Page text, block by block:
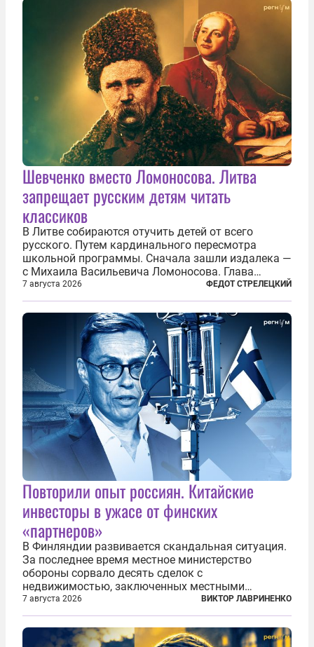
Шевченко вместо Ломоносова. Литва
запрещает русским детям читать
классиков
В Литве собираются отучить детей от всего
русского. Путем кардинального пересмотра
школьной программы. Сначала зашли издалека —
с Михаила Васильевича Ломоносова. Глава
правительства Литвы Миндаугас Синкявичюс
предложил исключить его тексты из программ
общего образования. Мотивировал он это тем,
7 августа 2026 ФЕДОТ СТРЕЛЕЦКИЙ
Повторили опыт россиян. Китайские
инвесторы в ужасе от финских
«партнеров»
В Финляндии развивается скандальная ситуация.
За последнее время местное министерство
обороны сорвало десять сделок с
недвижимостью, заключенных местными
фирмами с китайским капиталом. Чиновники
заявили, что они могли заключаться с целью
создания в Финляндии шпионской сети, чтобы
следить за...
7 августа 2026 ВИКТОР ЛАВРИНЕНКО